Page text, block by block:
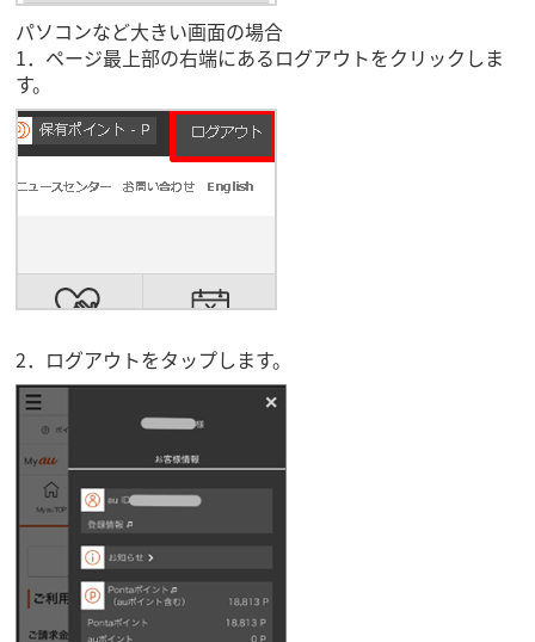
パソコンなど大きい画面の場合
1．ページ最上部の右端にあるログアウトをクリックしま
す。
2．ログアウトをタップします。